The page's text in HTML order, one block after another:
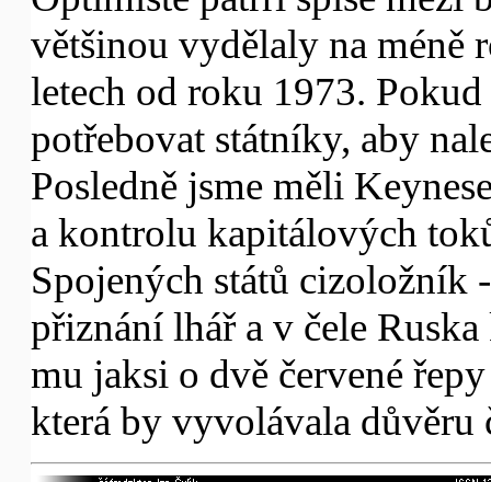
většinou vydělaly na méně
letech od roku 1973.
potřebovat státníky, aby
Posledně jsme měli
a kontrolu kapitálových
Spojených států cizoložník
přiznání lhář a v čele
mu jaksi o dvě červené
která by vyvolávala důvěru